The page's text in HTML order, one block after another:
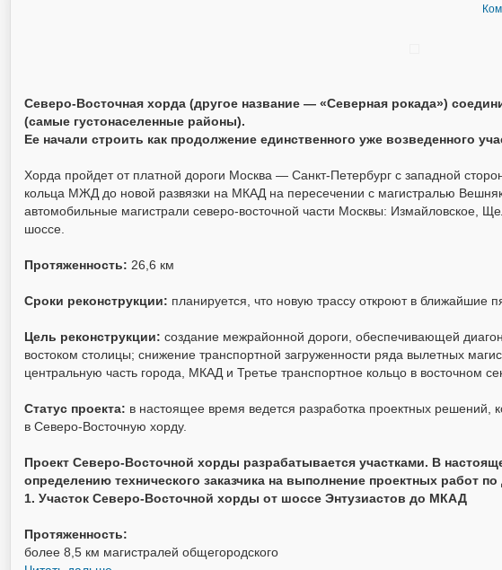
Северо-Восточная хорда (другое название — «Северная рокада»)
(самые густонаселенные районы).
Ее начали строить как продолжение единственного уже возведенного
Хорда пройдет от платной дороги Москва — Санкт-Петербург с западной
кольца МЖД до новой развязки на МКАД на пересечении с магистралью
автомобильные магистрали северо-восточной части Москвы: Измайловское,
шоссе.
Протяженность: 26,6 км
Сроки реконструкции: планируется, что новую трассу откроют в ближайшие
Цель реконструкции: создание межрайонной дороги, обеспечивающей
востоком столицы; снижение транспортной загруженности ряда вылетных
центральную часть города, МКАД и Третье транспортное кольцо в восточном
Статус проекта: в настоящее время ведется разработка проектных решений,
в Северо-Восточную хорду.
Проект Северо-Восточной хорды разрабатывается участками. В
определению технического заказчика на выполнение проектных работ по
1. Участок Северо-Восточной хорды от шоссе Энтузиастов до МКАД
Протяженность:
более 8,5 км магистралей общегородского